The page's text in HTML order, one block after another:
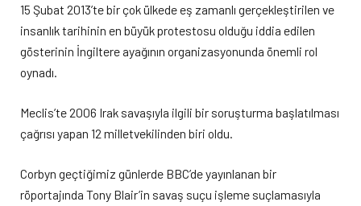
15 Şubat 2013’te bir çok ülkede eş zamanlı gerçekleştirilen ve
insanlık tarihinin en büyük protestosu olduğu iddia edilen
gösterinin İngiltere ayağının organizasyonunda önemli rol
oynadı.
Meclis’te 2006 Irak savaşıyla ilgili bir soruşturma başlatılması
çağrısı yapan 12 milletvekilinden biri oldu.
Corbyn geçtiğimiz günlerde BBC’de yayınlanan bir
röportajında Tony Blair’in savaş suçu işleme suçlamasıyla